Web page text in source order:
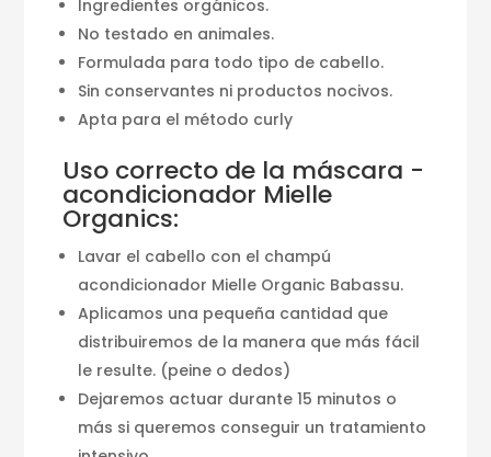
Ingredientes orgánicos.
No testado en animales.
Formulada para todo tipo de cabello.
Sin conservantes ni productos nocivos.
Apta para el método curly
Uso correcto de la máscara -
acondicionador Mielle
Organics:
Lavar el cabello con el champú
acondicionador Mielle Organic Babassu.
Aplicamos una pequeña cantidad que
distribuiremos de la manera que más fácil
le resulte. (peine o dedos)
Dejaremos actuar durante 15 minutos o
más si queremos conseguir un tratamiento